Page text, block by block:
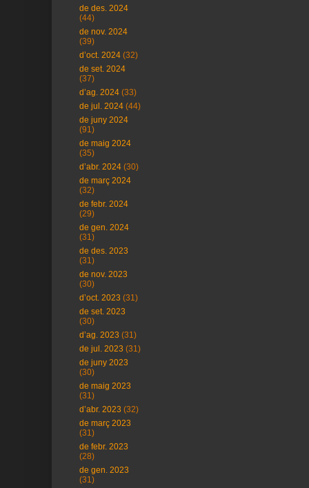
de des. 2024
(44)
de nov. 2024
(39)
d’oct. 2024 (32)
de set. 2024
(37)
d’ag. 2024 (33)
de jul. 2024 (44)
de juny 2024
(91)
de maig 2024
(35)
d’abr. 2024 (30)
de març 2024
(32)
de febr. 2024
(29)
de gen. 2024
(31)
de des. 2023
(31)
de nov. 2023
(30)
d’oct. 2023 (31)
de set. 2023
(30)
d’ag. 2023 (31)
de jul. 2023 (31)
de juny 2023
(30)
de maig 2023
(31)
d’abr. 2023 (32)
de març 2023
(31)
de febr. 2023
(28)
de gen. 2023
(31)